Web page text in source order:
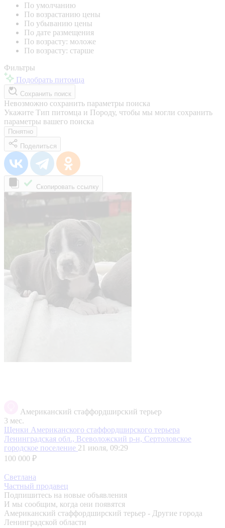
По умолчанию
По возрастанию цены
По убыванию цены
По дате размещения
По возрасту: моложе
По возрасту: старше
Фильтры
Подобрать питомца
Сохранить поиск
Невозможно сохранить параметры поиска
Укажите Тип питомца и Породу, чтобы мы могли сохранить
параметры вашего поиска
Понятно
Поделиться
Скопировать ссылку
Американский стаффордширский терьер
3 мес.
Щенки Американского стаффордширского терьера
Ленинградская обл., Всеволожский р-н, Сертоловское
городское поселение 21 июля, 09:29
100 000 ₽
Светлана
Частный продавец
Подпишитесь на новые объявления
И мы сообщим, когда они появятся
Американский стаффордширский терьер - Другие города
Ленинградской области